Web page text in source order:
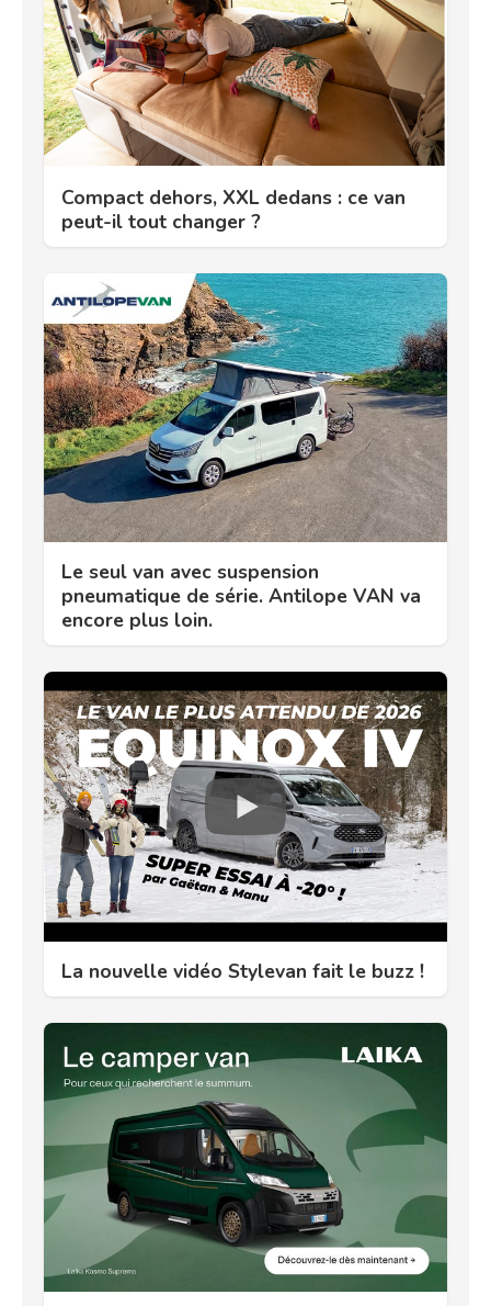
Compact dehors, XXL dedans : ce van
peut-il tout changer ?
Le seul van avec suspension
pneumatique de série. Antilope VAN va
encore plus loin.
La nouvelle vidéo Stylevan fait le buzz !